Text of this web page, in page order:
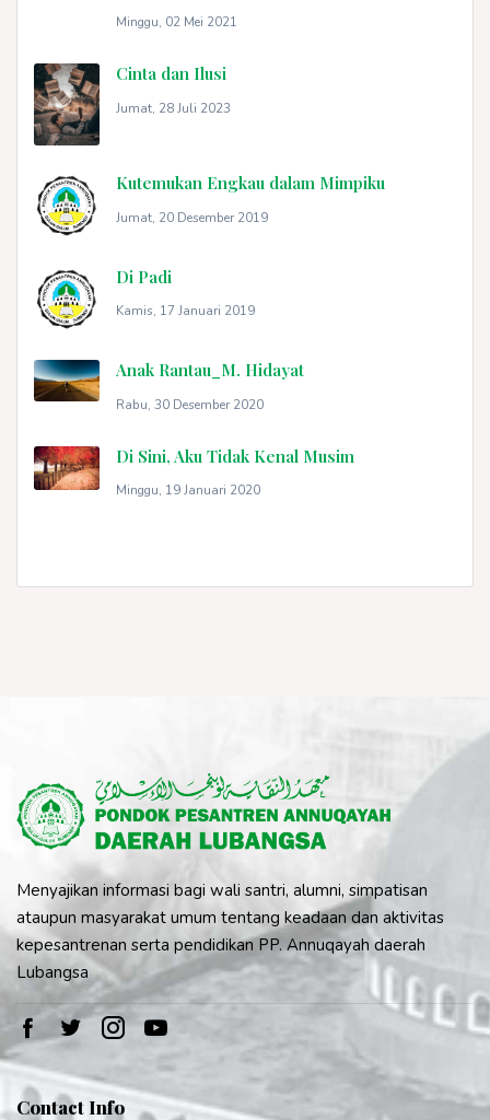
Minggu, 02 Mei 2021
Cinta dan Ilusi
Jumat, 28 Juli 2023
Kutemukan Engkau dalam Mimpiku
Jumat, 20 Desember 2019
Di Padi
Kamis, 17 Januari 2019
Anak Rantau_M. Hidayat
Rabu, 30 Desember 2020
Di Sini, Aku Tidak Kenal Musim
Minggu, 19 Januari 2020
Menyajikan informasi bagi wali santri, alumni, simpatisan
ataupun masyarakat umum tentang keadaan dan aktivitas
kepesantrenan serta pendidikan PP. Annuqayah daerah
Lubangsa
Contact Info